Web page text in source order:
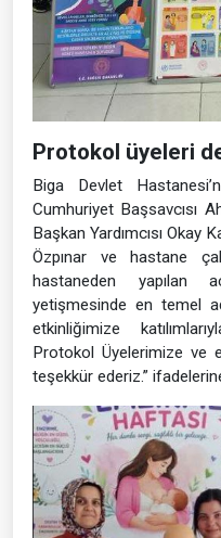
Protokol üyeleri
Biga Devlet
Cumhuriyet Başsavcısı
Başkan Yardımcısı Okay
Özpınar ve hastane
hastaneden yapılan
yetişmesinde en temel
etkinliğimize
Protokol Üyelerimize ve
teşekkür ederiz.”